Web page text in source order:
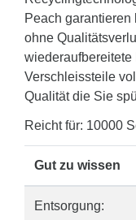
Peach
ohne
Verschleissteile
Qualität die Sie
Reicht für: 10000
Gut zu wissen
Entsorgung: